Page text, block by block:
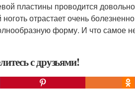
пластины проводится
отрастает очень
форму. И что самое
с друзьями!